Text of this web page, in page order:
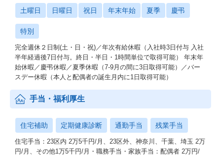
土曜日 日曜日 祝日 年末年始 夏季 慶弔
特別
完全週休２日制(土・日・祝)／年次有給休暇（入社時3日付与 入社
半年経過後7日付与。終日・半日・1時間単位で取得可能） 年末年
始休暇／慶弔休暇／夏季休暇（7‐9月の間に3日取得可能）／バー
スデー休暇（本人と配偶者の誕生月内に1日取得可能）
手当・福利厚生
住宅補助 定期健康診断 通勤手当 残業手当
住宅手当：23区内 2万5千円/月、23区外、神奈川、千葉、埼玉 2万
円/月、その他1万5千円/月・職務手当・家族手当：配偶者 2万円/